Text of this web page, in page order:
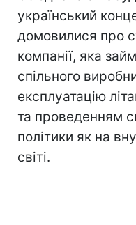
український
домовилися про
компанії, яка
спільного
експлуатацію
та проведенням
політики як на
світі.